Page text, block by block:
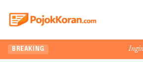
BREAKING Ingin